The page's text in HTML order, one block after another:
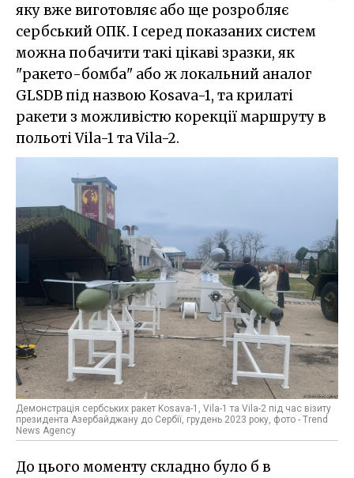
яку вже виготовляє або ще розробляє
сербський ОПК. І серед показаних систем
можна побачити такі цікаві зразки, як
"ракето-бомба" або ж локальний аналог
GLSDB під назвою Kosava-1, та крилаті
ракети з можливістю корекції маршруту в
польоті Vila-1 та Vila-2.
Демонстрація сербських ракет Kosava-1, Vila-1 та Vila-2 під час візиту
президента Азербайджану до Сербії, грудень 2023 року, фото - Trend
News Agency
До цього моменту складно було б в